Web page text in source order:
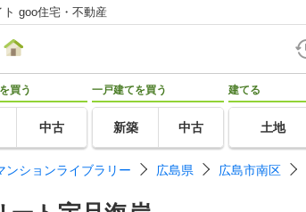
goo住宅・不動産
買う
中古
一戸建てを買う
新築 中古
建てる
土地
ンションライブラリー 広島県 広島市南区